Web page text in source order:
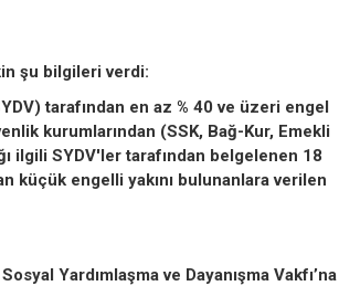
şu bilgileri verdi:
tarafından en az % 40 ve üzeri engel
kurumlarından (SSK, Bağ-Kur, Emekli
ilgili SYDV'ler tarafından belgelenen 18
küçük engelli yakını bulunanlara verilen
Yardımlaşma ve Dayanışma Vakfı’na